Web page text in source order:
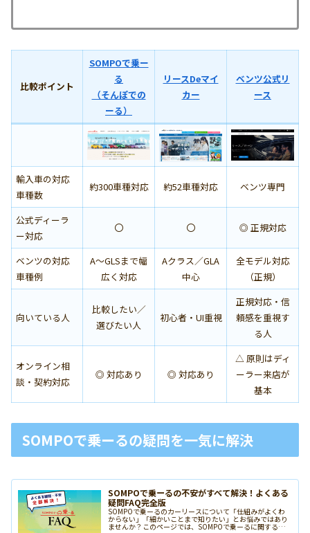
比較ポイント
SOMPOで乗ー
る
（そんぽでの
ーる）
リースDeマイ
カー
ベンツ公式リ
ース
輸入車の対応
車種数
約300車種対応 約52車種対応 ベンツ専門
公式ディーラ
ー対応
〇 〇 ◎ 正規対応
ベンツの対応
車種例
A〜GLSまで幅
広く対応
Aクラス／GLA
中心
全モデル対応
（正規）
向いている人
比較したい／
選びたい人
初心者・UI重視
正規対応・信
頼感を重視す
る人
オンライン相
談・契約対応
◎ 対応あり ◎ 対応あり
△ 原則はディ
ーラー来店が
基本
SOMPOで乗ーるの疑問を一気に解決
SOMPOで乗ーるの不安がすべて解決！よくある
疑問FAQ完全版
SOMPOで乗ーるのカーリースについて「仕組みがよくわ
からない」「細かいことまで知りたい」とお悩みではあり
ませんか？このページでは、SOMPOで乗ーるに関するあ